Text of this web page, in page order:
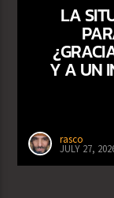
LA
Y A UN
rasco
JULY 27,